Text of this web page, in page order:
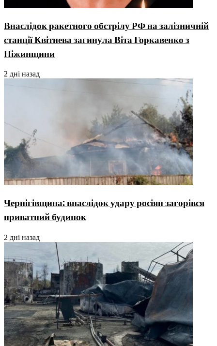
Внаслідок ракетного обстрілу РФ на залізничній
станції Квітнева загинула Віта Горкавенко з
Ніжинщини
2 дні назад
Чернігівщина: внаслідок удару росіян загорівся
приватний будинок
2 дні назад